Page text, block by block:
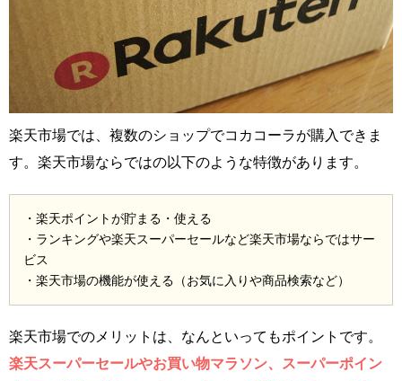
楽天市場では、複数のショップでコカコーラが購入できま
す。楽天市場ならではの以下のような特徴があります。
・楽天ポイントが貯まる・使える
・ランキングや楽天スーパーセールなど楽天市場ならではサー
ビス
・楽天市場の機能が使える（お気に入りや商品検索など）
楽天市場でのメリットは、なんといってもポイントです。
楽天スーパーセールやお買い物マラソン、スーパーポイン